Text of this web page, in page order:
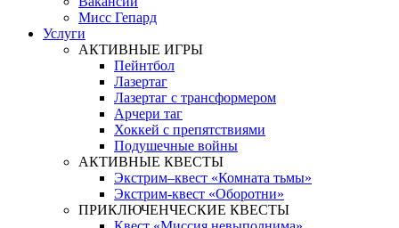
Мисс Гепард
Услуги
АКТИВНЫЕ ИГРЫ
Пейнтбол
Лазертаг
Лазертаг с трансформером
Арчери таг
Хоккей с препятствиями
Подушечные войны
АКТИВНЫЕ КВЕСТЫ
Экстрим–квест «Комната тьмы»
Экстрим-квест «Оборотни»
ПРИКЛЮЧЕНЧЕСКИЕ КВЕСТЫ